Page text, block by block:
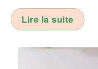
Lire la suite